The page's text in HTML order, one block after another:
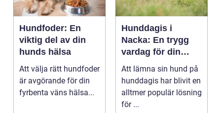
Hundfoder: En
viktig del av din
hunds hälsa
Att välja rätt hundfoder
är avgörande för din
fyrbenta väns hälsa...
Hunddagis i
Nacka: En trygg
vardag för din
fyrbenta vän
Att lämna sin hund på
hunddagis har blivit en
alltmer populär lösning
för ...